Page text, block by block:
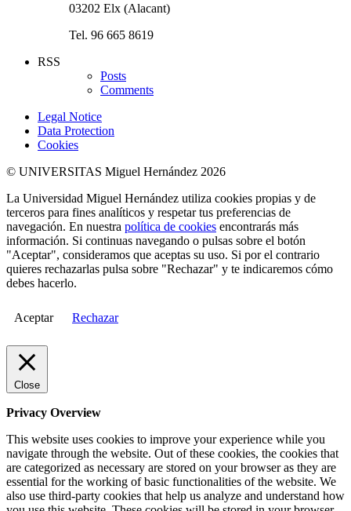
03202 Elx (Alacant)
Tel. 96 665 8619
RSS
Posts
Comments
Legal Notice
Data Protection
Cookies
© UNIVERSITAS Miguel Hernández 2026
La Universidad Miguel Hernández utiliza cookies propias y de
terceros para fines analíticos y respetar tus preferencias de
navegación. En nuestra política de cookies encontrarás más
información. Si continuas navegando o pulsas sobre el botón
"Aceptar", consideramos que aceptas su uso. Si por el contrario
quieres rechazarlas pulsa sobre "Rechazar" y te indicaremos cómo
debes hacerlo.
Aceptar Rechazar
Close
Privacy Overview
This website uses cookies to improve your experience while you
navigate through the website. Out of these cookies, the cookies that
are categorized as necessary are stored on your browser as they are
essential for the working of basic functionalities of the website. We
also use third-party cookies that help us analyze and understand how